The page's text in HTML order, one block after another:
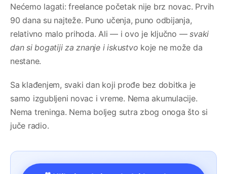
Nećemo lagati: freelance početak nije brz novac. Prvih
90 dana su najteže. Puno učenja, puno odbijanja,
relativno malo prihoda. Ali — i ovo je ključno —svaki
dan si bogatiji za znanje i iskustvo koje ne može da
nestane.
Sa klađenjem, svaki dan koji prođe bez dobitka je
samo izgubljeni novac i vreme. Nema akumulacije.
Nema treninga. Nema boljeg sutra zbog onoga što si
juče radio.